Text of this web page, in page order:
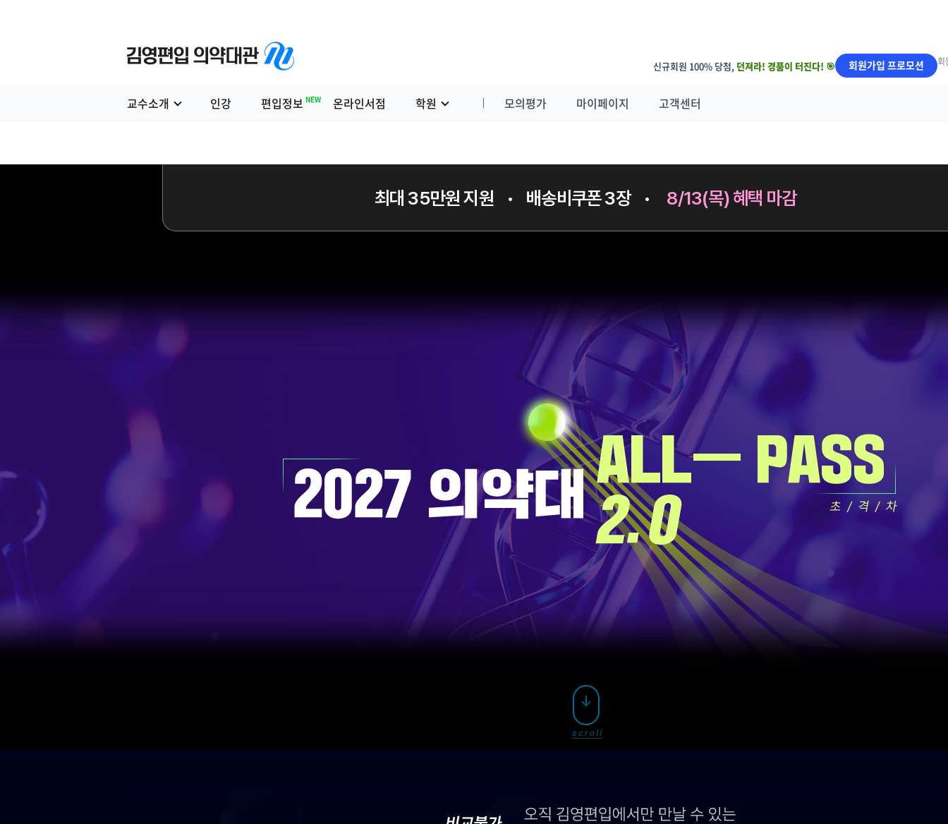
신규회원 100% 당첨, 던져라! 경품이 터진다! 🎯 회원가입 프로모션 회
교수소개 인강 편입정보 NEW 온라인서점 학원 모의평가 마이페이지 고객센터
최대 35만원 지원 • 배송비쿠폰 3장 • 8/13(목) 혜택 마감